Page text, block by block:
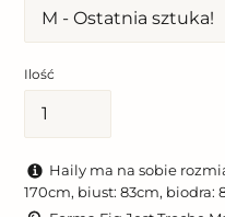
Ilość
Haily ma na sobie
170cm, biust: 83cm, biodra: